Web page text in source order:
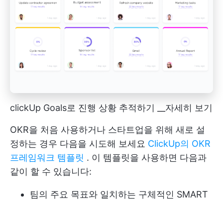
clickUp Goals로 진행 상황 추적하기 __자세히 보기
OKR을 처음 사용하거나 스타트업을 위해 새로 설
정하는 경우 다음을 시도해 보세요 ClickUp의 OKR
프레임워크 템플릿 . 이 템플릿을 사용하면 다음과
같이 할 수 있습니다:
팀의 주요 목표와 일치하는 구체적인 SMART